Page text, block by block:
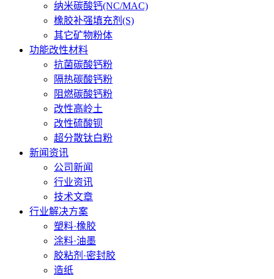
纳米碳酸钙(NC/MAC)
橡胶补强填充剂(S)
其它矿物粉体
功能改性材料
抗菌碳酸钙粉
隔热碳酸钙粉
阻燃碳酸钙粉
改性高岭土
改性硫酸钡
超分散钛白粉
新闻资讯
公司新闻
行业资讯
技术文章
行业解决方案
塑料·橡胶
涂料·油墨
胶粘剂·密封胶
造纸